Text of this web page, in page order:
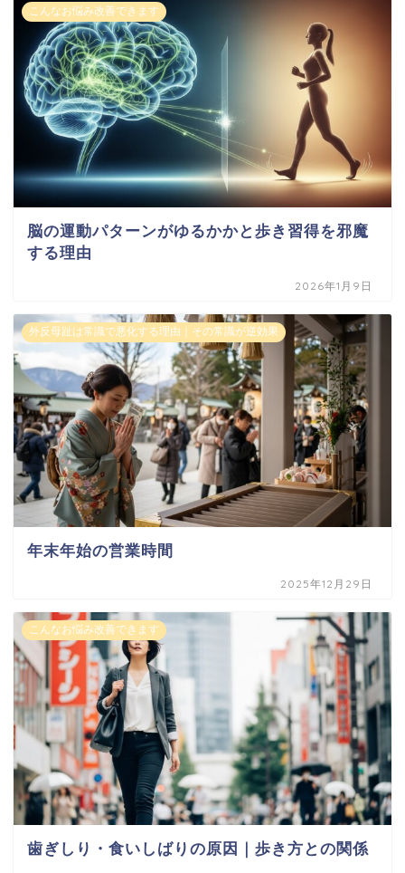
こんなお悩み改善できます
脳の運動パターンがゆるかかと歩き習得を邪魔
する理由
2026年1月9日
外反母趾は常識で悪化する理由｜その常識が逆効果
年末年始の営業時間
2025年12月29日
こんなお悩み改善できます
歯ぎしり・食いしばりの原因｜歩き方との関係